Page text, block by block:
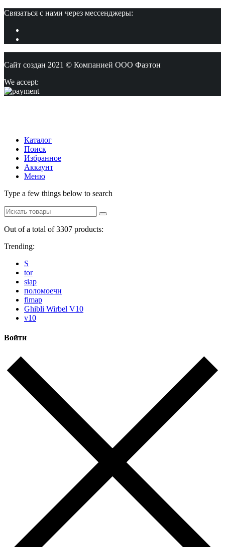
Связаться с нами через мессенджеры:
Сайт создан 2021 © Компанией ООО Фаэтон
We accept:
Каталог
Поиск
Избранное
Аккаунт
Меню
Type a few things below to search
Out of a total of 3307 products:
Trending:
S
tor
siap
поломоечн
fimap
Ghibli Wirbel V10
v10
Войти